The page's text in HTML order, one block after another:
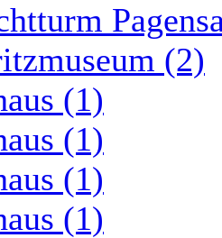
(2)
(1)
(1)
(1)
(1)